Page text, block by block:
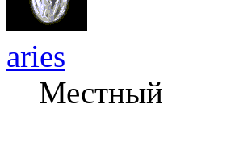
aries
Местный